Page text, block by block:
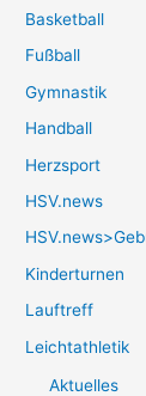
Basketball
Fußball
Gymnastik
Handball
Herzsport
HSV.news
Kinderturnen
Lauftreff
Leichtathletik
Aktuelles